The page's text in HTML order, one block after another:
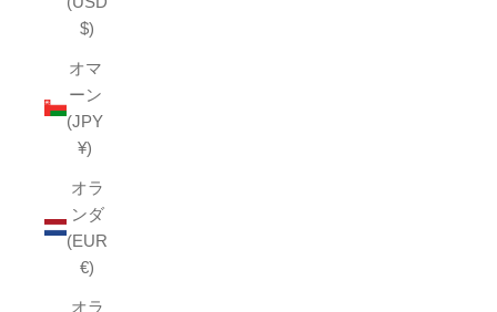
$)
オマ
ーン
(JPY
¥)
オラ
ンダ
(EUR
€)
オラ